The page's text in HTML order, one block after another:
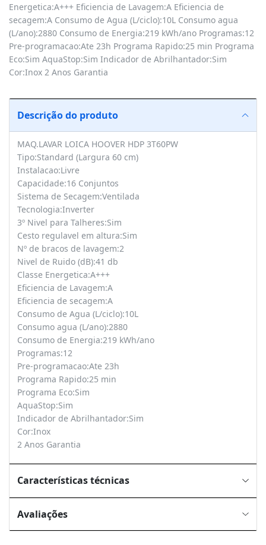
Energetica:A+++ Eficiencia de Lavagem:A Eficiencia de
secagem:A Consumo de Agua (L/ciclo):10L Consumo agua
(L/ano):2880 Consumo de Energia:219 kWh/ano Programas:12
Pre-programacao:Ate 23h Programa Rapido:25 min Programa
Eco:Sim AquaStop:Sim Indicador de Abrilhantador:Sim
Cor:Inox 2 Anos Garantia
Descrição do produto
MAQ.LAVAR LOICA HOOVER HDP 3T60PW
Tipo:Standard (Largura 60 cm)
Instalacao:Livre
Capacidade:16 Conjuntos
Sistema de Secagem:Ventilada
Tecnologia:Inverter
3º Nivel para Talheres:Sim
Cesto regulavel em altura:Sim
Nº de bracos de lavagem:2
Nivel de Ruido (dB):41 db
Classe Energetica:A+++
Eficiencia de Lavagem:A
Eficiencia de secagem:A
Consumo de Agua (L/ciclo):10L
Consumo agua (L/ano):2880
Consumo de Energia:219 kWh/ano
Programas:12
Pre-programacao:Ate 23h
Programa Rapido:25 min
Programa Eco:Sim
AquaStop:Sim
Indicador de Abrilhantador:Sim
Cor:Inox
2 Anos Garantia
Características técnicas
Avaliações